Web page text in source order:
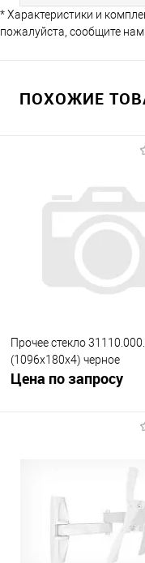
* Характеристики и
пожалуйста, сообщите
ПОХОЖИЕ
Прочее стекло
(1096х180х4) черное
Цена по запросу
Запросить
В избранное
В